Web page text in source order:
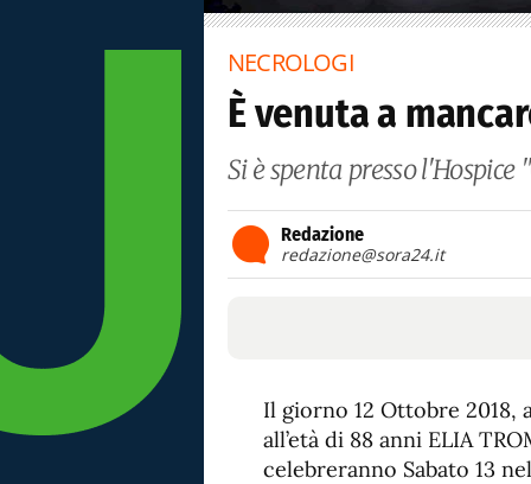
NECROLOGI
È venuta a
Si è spenta presso l'Hospice
Redazione
redazione@sora24.it
Il giorno 12 Ottobre 2018,
all’età di 88 anni ELIA
celebreranno Sabato 13